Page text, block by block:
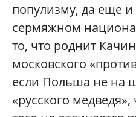
популизму, да еще
сермяжном
то, что роднит
московского
если Польша не на
«русского